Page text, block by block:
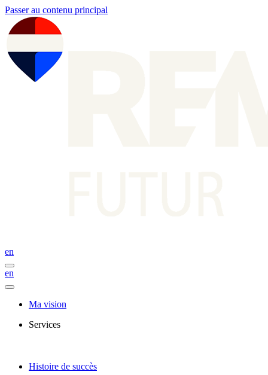
Passer au contenu principal
en
en
Ma vision
Services
Histoire de succès